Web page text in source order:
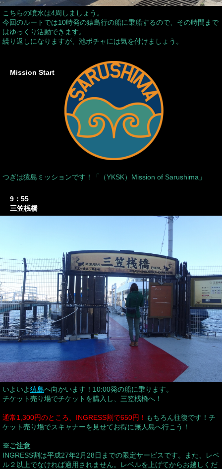
こちらの噴水は4周しましょう。
今回のルートでは10時発の猿島行の船に乗船するので、その時間まで
はゆっくり活動できます。
繰り返しになりますが、池ポチャには気を付けましょう。
Mission Start
つぎは猿島ミッションです！「（YKSK）Mission of Sarushima」
9：55
三笠桟橋
いよいよ猿島へ向かいます！10:00発の船に乗ります。
チケット売り場でチケットを購入し、三笠桟橋へ！
通常1,300円のところ、INGRESS割で650円！ もちろん往復です！チ
ケット売り場でスキャナーを見せてお得に無人島へ行こう！
※ご注意
INGRESS割は平成27年2月28日までの限定サービスです。また、レベ
ル２以上でなければ適用されません。レベルを上げてからお越しくだ